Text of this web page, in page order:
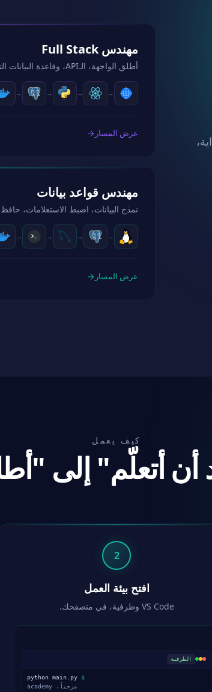
مهندس Full Stack
أطلق الواجهة، الـAPI، وقاعدة البيانات التي تستند إليها.
→
→
→
→
عرض المسار
مهندس قواعد بيانات
نمذج البيانات، اضبط الاستعلامات،
→
→
→
→
عرض المسار
كيف يعمل
أتعلّم" إلى
2
افتح بيئة العمل
VS Code وطرفية، في متصفحك.
الطرفية
$
مرحباً، academy